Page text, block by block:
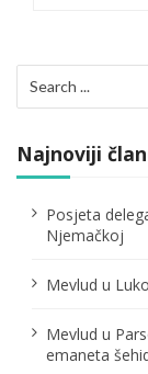
c
i
j
l
n
for:
Najnoviji
Posjeta
Njemačkoj
Mevlud u
Mevlud u
emaneta